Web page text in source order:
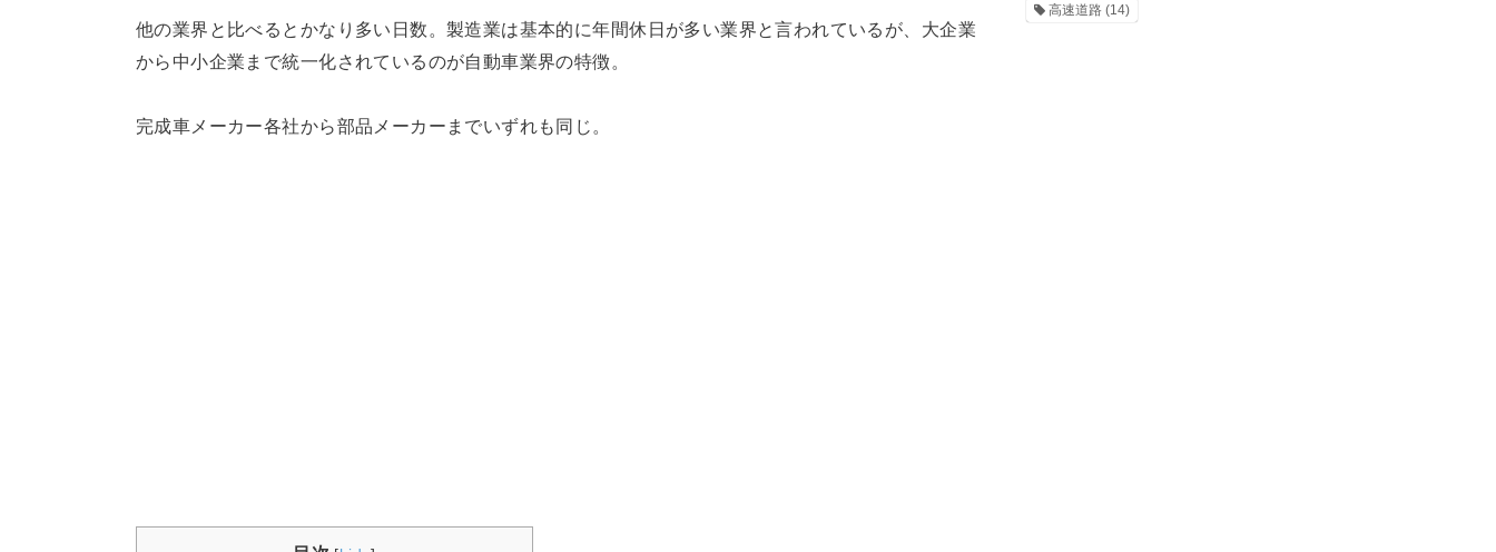
他の業界と比べるとかなり多い日数。製造業は基本的に年間休日が多い業界と言われているが、大企業
から中小企業まで統一化されているのが自動車業界の特徴。
完成車メーカー各社から部品メーカーまでいずれも同じ。
高速道路 (14)